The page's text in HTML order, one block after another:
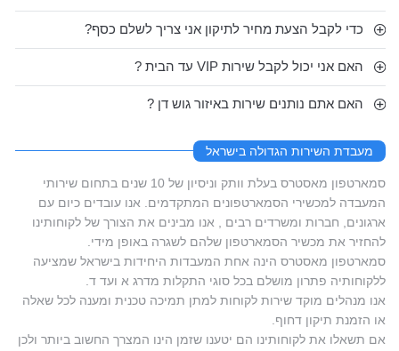
כדי לקבל הצעת מחיר לתיקון אני צריך לשלם כסף?
האם אני יכול לקבל שירות VIP עד הבית ?
האם אתם נותנים שירות באיזור גוש דן ?
מעבדת השירות הגדולה בישראל
סמארטפון מאסטרס בעלת וותק וניסיון של 10 שנים בתחום שירותי
המעבדה למכשירי הסמארטפונים המתקדמים. אנו עובדים כיום עם
ארגונים, חברות ומשרדים רבים , אנו מבינים את הצורך של לקוחותינו
להחזיר את מכשיר הסמארטפון שלהם לשגרה באופן מידי.
סמארטפון מאסטרס הינה אחת המעבדות היחידות בישראל שמציעה
ללקוחותיה פתרון מושלם בכל סוגי התקלות מדרג א ועד ד.
אנו מנהלים מוקד שירות לקוחות למתן תמיכה טכנית ומענה לכל שאלה
או הזמנת תיקון דחוף.
אם תשאלו את לקוחותינו הם יטענו שזמן הינו המצרך החשוב ביותר ולכן